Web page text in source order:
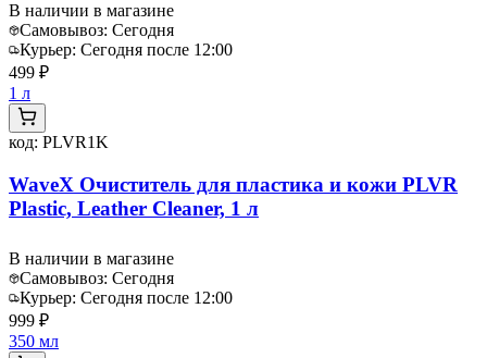
В наличии в магазине
Самовывоз: Сегодня
Курьер: Сегодня после 12:00
499 ₽
1 л
код: PLVR1K
WaveX Очиститель для пластика и кожи PLVR
Plastic, Leather Cleaner, 1 л
В наличии в магазине
Самовывоз: Сегодня
Курьер: Сегодня после 12:00
999 ₽
350 мл